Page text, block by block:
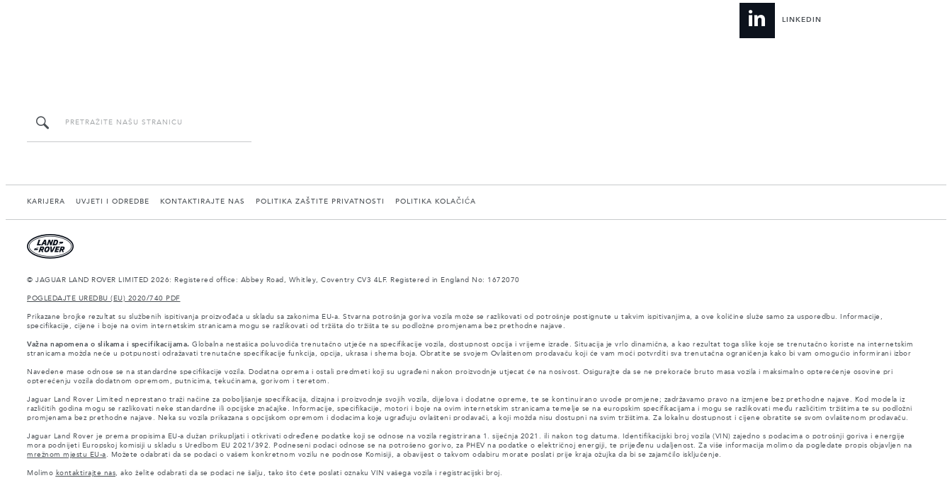
LINKEDIN
KARIJERA UVJETI I ODREDBE KONTAKTIRAJTE NAS POLITIKA ZAŠTITE PRIVATNOSTI POLITIKA KOLAČIĆA
© JAGUAR LAND ROVER LIMITED 2026: Registered office: Abbey Road, Whitley, Coventry CV3 4LF. Registered in England No: 1672070
POGLEDAJTE UREDBU (EU) 2020/740 PDF
Prikazane brojke rezultat su službenih ispitivanja proizvođača u skladu sa zakonima EU-a. Stvarna potrošnja goriva vozila može se razlikovati od potrošnje postignute u takvim ispitivanjima, a ove količine služe samo za usporedbu. Informacije,
specifikacije, cijene i boje na ovim internetskim stranicama mogu se razlikovati od tržišta do tržišta te su podložne promjenama bez prethodne najave.
Važna napomena o slikama i specifikacijama. Globalna nestašica poluvodiča trenutačno utječe na specifikacije vozila, dostupnost opcija i vrijeme izrade. Situacija je vrlo dinamična, a kao rezultat toga slike koje se trenutačno koriste na internetskim
stranicama možda neće u potpunosti odražavati trenutačne specifikacije funkcija, opcija, ukrasa i shema boja. Obratite se svojem Ovlaštenom prodavaču koji će vam moći potvrditi sva trenutačna ograničenja kako bi vam omogućio informirani izbor
Navedene mase odnose se na standardne specifikacije vozila. Dodatna oprema i ostali predmeti koji su ugrađeni nakon proizvodnje utjecat će na nosivost. Osigurajte da se ne prekorače bruto masa vozila i maksimalno opterećenje osovine pri
opterećenju vozila dodatnom opremom, putnicima, tekućinama, gorivom i teretom.
Jaguar Land Rover Limited neprestano traži načine za poboljšanje specifikacija, dizajna i proizvodnje svojih vozila, dijelova i dodatne opreme, te se kontinuirano uvode promjene; zadržavamo pravo na izmjene bez prethodne najave. Kod modela iz
različitih godina mogu se razlikovati neke standardne ili opcijske značajke. Informacije, specifikacije, motori i boje na ovim internetskim stranicama temelje se na europskim specifikacijama i mogu se razlikovati među različitim tržištima te su podložni
promjenama bez prethodne najave. Neka su vozila prikazana s opcijskom opremom i dodacima koje ugrađuju ovlašteni prodavači, a koji možda nisu dostupni na svim tržištima. Za lokalnu dostupnost i cijene obratite se svom ovlaštenom prodavaču.
Jaguar Land Rover je prema propisima EU-a dužan prikupljati i otkrivati određene podatke koji se odnose na vozila registrirana 1. siječnja 2021. ili nakon tog datuma. Identifikacijski broj vozila (VIN) zajedno s podacima o potrošnji goriva i energije
mora podnijeti Europskoj komisiji u skladu s Uredbom EU 2021/392. Podneseni podaci odnose se na potrošeno gorivo, za PHEV na podatke o električnoj energiji, te prijeđenu udaljenost. Za više informacija molimo da pogledate propis objavljen na
mrežnom mjestu EU-a . Možete odabrati da se podaci o vašem konkretnom vozilu ne podnose Komisiji, a obavijest o takvom odabiru morate poslati prije kraja ožujka da bi se zajamčilo isključenje.
Molimo kontaktirajte nas , ako želite odabrati da se podaci ne šalju, tako što ćete poslati oznaku VIN vašega vozila i registracijski broj.